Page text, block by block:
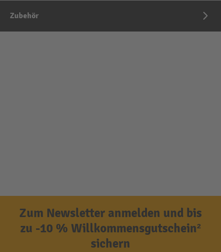
Zubehör
Zum Newsletter anmelden und bis
zu -10 % Willkommensgutschein²
sichern